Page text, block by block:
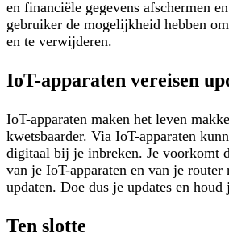
en financiële gegevens afschermen
gebruiker de mogelijkheid hebben
en te verwijderen.
IoT-apparaten vereisen
IoT-apparaten maken het leven
kwetsbaarder. Via IoT-apparaten
digitaal bij je inbreken. Je voorkomt
van je IoT-apparaten en van je router
updaten. Doe dus je updates en
Ten slotte